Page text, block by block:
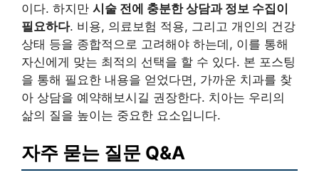
이다. 하지만 시술 전에 충분한 상담과 정보 수집이
필요하다. 비용, 의료보험 적용, 그리고 개인의 건강
상태 등을 종합적으로 고려해야 하는데, 이를 통해
자신에게 맞는 최적의 선택을 할 수 있다. 본 포스팅
을 통해 필요한 내용을 얻었다면, 가까운 치과를 찾
아 상담을 예약해보시길 권장한다. 치아는 우리의
삶의 질을 높이는 중요한 요소입니다.
자주 묻는 질문 Q&A